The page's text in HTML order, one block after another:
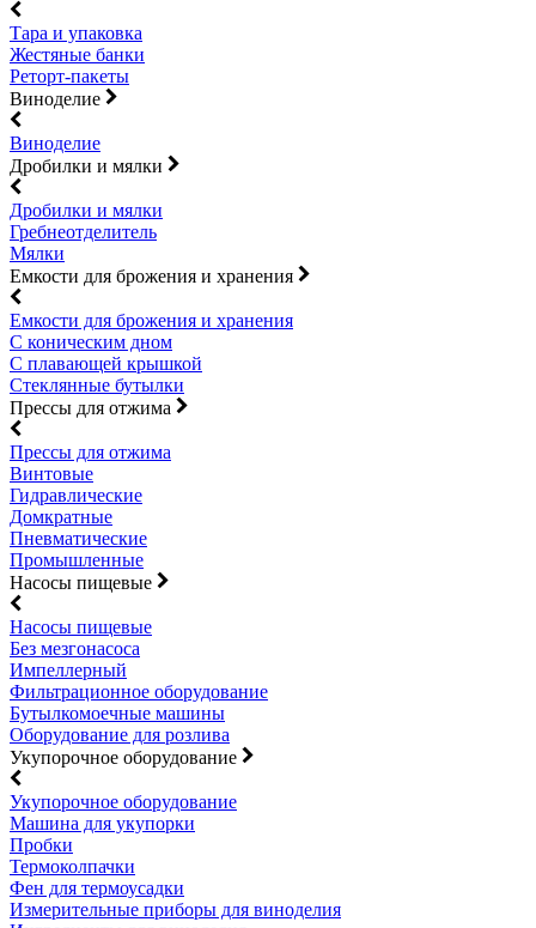
Тара и упаковка
Жестяные банки
Реторт-пакеты
Виноделие
Виноделие
Дробилки и мялки
Дробилки и мялки
Гребнеотделитель
Мялки
Емкости для брожения и хранения
Емкости для брожения и хранения
С коническим дном
С плавающей крышкой
Стеклянные бутылки
Прессы для отжима
Прессы для отжима
Винтовые
Гидравлические
Домкратные
Пневматические
Промышленные
Насосы пищевые
Насосы пищевые
Без мезгонасоса
Импеллерный
Фильтрационное оборудование
Бутылкомоечные машины
Оборудование для розлива
Укупорочное оборудование
Укупорочное оборудование
Машина для укупорки
Пробки
Термоколпачки
Фен для термоусадки
Измерительные приборы для виноделия